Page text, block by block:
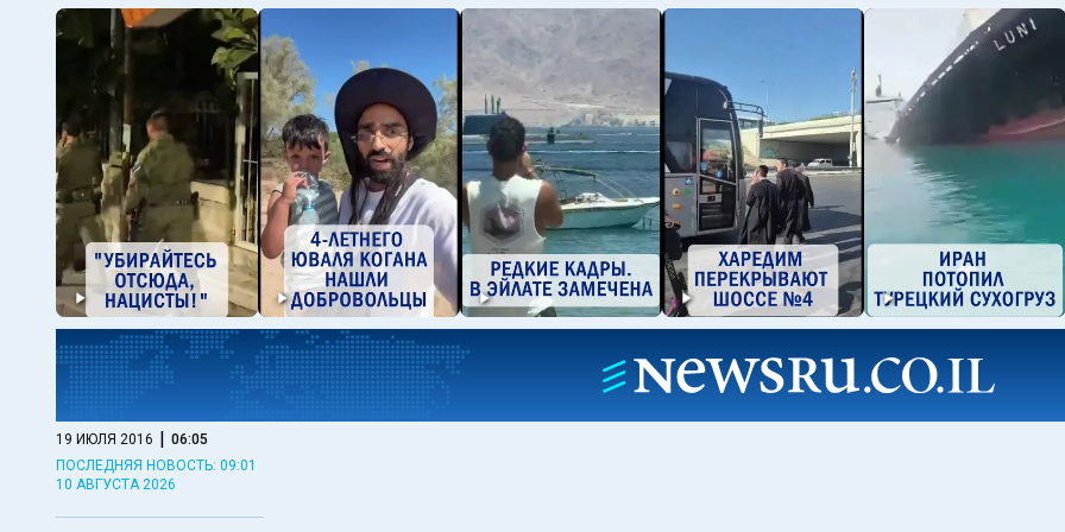
19 ИЮЛЯ 2016 | 06:05
ПОСЛЕДНЯЯ НОВОСТЬ: 09:01
10 АВГУСТА 2026